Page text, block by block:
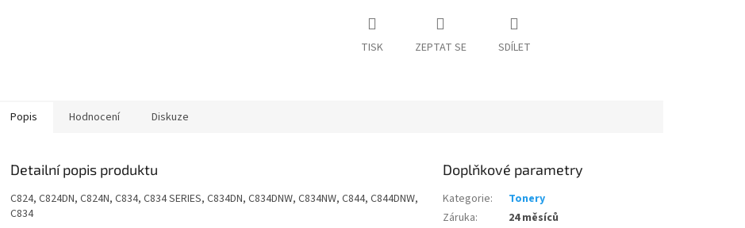
TISK ZEPTAT SE SDÍLET
Popis Hodnocení Diskuze
Detailní popis produktu
C824, C824DN, C824N, C834, C834 SERIES, C834DN, C834DNW, C834NW, C844, C844DNW,
C834
Doplňkové parametry
Kategorie:
Tonery
Záruka:
24 měsíců